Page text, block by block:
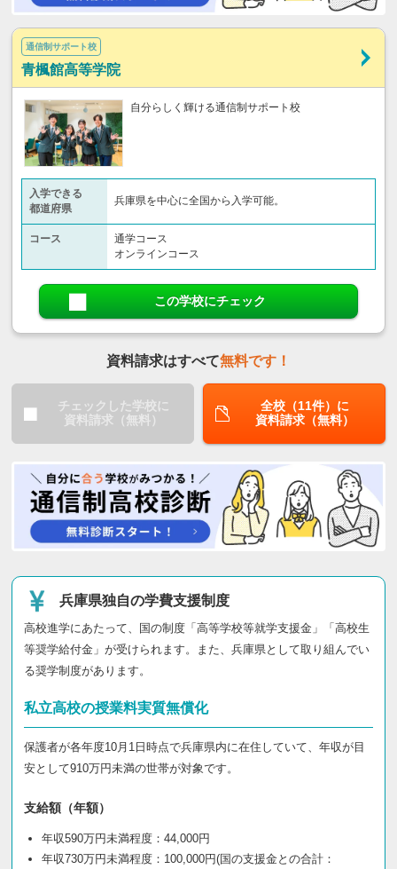
通信制サポート校
青楓館高等学院
自分らしく輝ける通信制サポート校
入学できる
都道府県
兵庫県を中心に全国から入学可能。
コース
通学コース
オンラインコース
この学校にチェック
資料請求はすべて無料です！
チェックした学校に
資料請求（無料）
全校（11件）に
資料請求（無料）
兵庫県独自の学費支援制度
高校進学にあたって、国の制度「高等学校等就学支援金」「高校生
等奨学給付金」が受けられます。また、兵庫県として取り組んでい
る奨学制度があります。
私立高校の授業料実質無償化
保護者が各年度10月1日時点で兵庫県内に在住していて、年収が目
安として910万円未満の世帯が対象です。
支給額（年額）
年収590万円未満程度：44,000円
年収730万円未満程度：100,000円(国の支援金との合計：